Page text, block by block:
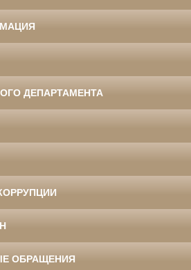
ДЕПАРТАМЕНТА
ОБРАЩЕНИЯ